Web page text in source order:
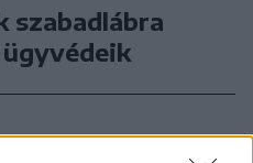
szabadlábra